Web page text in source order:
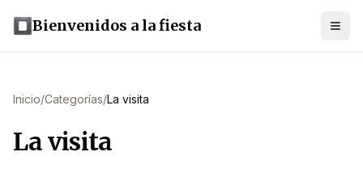
Bienvenidos a la fiesta
Inicio/Categorías/La visita
La visita